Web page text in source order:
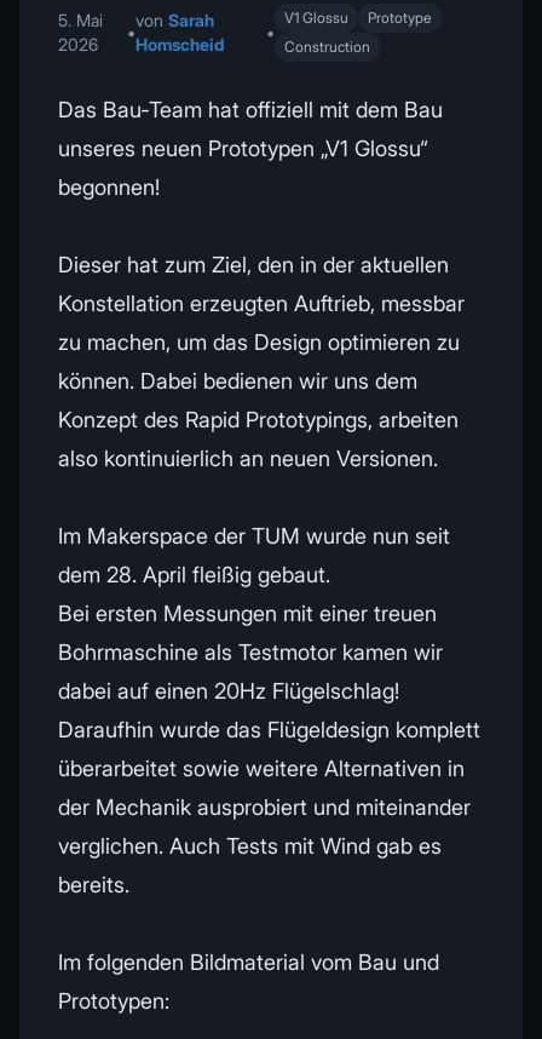
5. Mai
2026
•
von Sarah
Homscheid
•
V1 Glossu
Prototype
Construction
Das Bau-Team hat offiziell mit dem Bau
unseres neuen Prototypen „V1 Glossu“
begonnen!
Dieser hat zum Ziel, den in der aktuellen
Konstellation erzeugten Auftrieb, messbar
zu machen, um das Design optimieren zu
können. Dabei bedienen wir uns dem
Konzept des Rapid Prototypings, arbeiten
also kontinuierlich an neuen Versionen.
Im Makerspace der TUM wurde nun seit
dem 28. April fleißig gebaut.
Bei ersten Messungen mit einer treuen
Bohrmaschine als Testmotor kamen wir
dabei auf einen 20Hz Flügelschlag!
Daraufhin wurde das Flügeldesign komplett
überarbeitet sowie weitere Alternativen in
der Mechanik ausprobiert und miteinander
verglichen. Auch Tests mit Wind gab es
bereits.
Im folgenden Bildmaterial vom Bau und
Prototypen: